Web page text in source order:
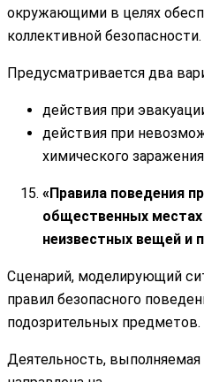
окружающими в целях
коллективной безопасности.
Предусматривается два
действия при
действия при
химического
«Правила поведения
общественных местах
неизвестных вещей и
Сценарий, моделирующий
правил безопасного
подозрительных предметов.
Деятельность,